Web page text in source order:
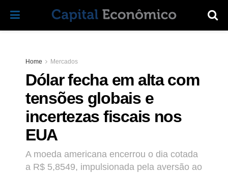
Home Mercados
Dólar fecha em alta com
tensões globais e
incertezas fiscais nos
EUA
A moeda americana encerrou o dia cotada
a R$ 5,8549, impulsionada pela aversão ao